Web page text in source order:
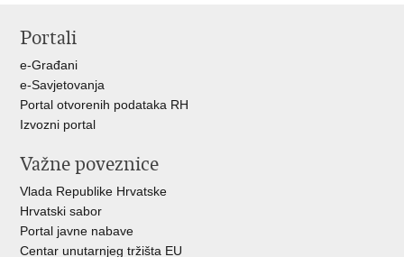
Facebooku
Portali
e-Građani
e-Savjetovanja
Portal otvorenih podataka RH
Izvozni portal
Važne poveznice
Vlada Republike Hrvatske
Hrvatski sabor
Portal javne nabave
Centar unutarnjeg tržišta EU